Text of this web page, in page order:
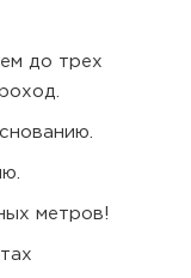
до трех
метров!